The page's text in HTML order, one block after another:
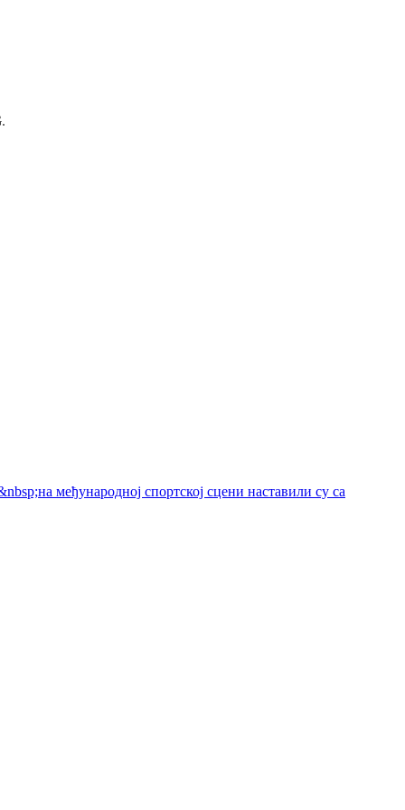
.
међународној спортској сцени наставили су са